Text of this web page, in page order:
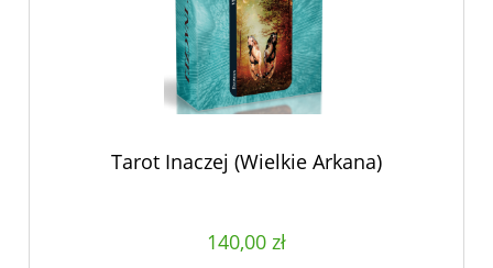
Tarot Inaczej (Wielkie Arkana)
140,00 zł